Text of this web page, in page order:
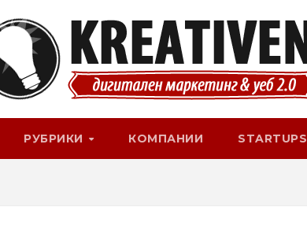
РУБРИКИ КОМПАНИИ STARTUPS